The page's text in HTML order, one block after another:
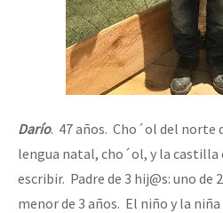
Darío. 47 años. Cho´ol del norte
lengua natal, cho´ol, y la castilla
escribir. Padre de 3 hij@s: uno de
menor de 3 años. El niño y la niña